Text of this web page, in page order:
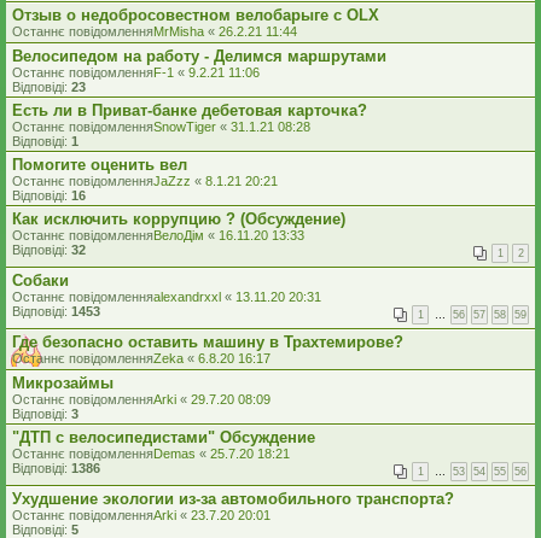
Отзыв о недобросовестном велобарыге с OLX
Останнє повідомленняMrMisha « 26.2.21 11:44
Велосипедом на работу - Делимся маршрутами
Останнє повідомленняF-1 « 9.2.21 11:06
Відповіді: 23
Есть ли в Приват-банке дебетовая карточка?
Останнє повідомленняSnowTiger « 31.1.21 08:28
Відповіді: 1
Помогите оценить вел
Останнє повідомленняJaZzz « 8.1.21 20:21
Відповіді: 16
Как исключить коррупцию ? (Обсуждение)
Останнє повідомленняВелоДім « 16.11.20 13:33
Відповіді: 32 1 2
Собаки
Останнє повідомленняalexandrxxl « 13.11.20 20:31
Відповіді: 1453 1 … 56 57 58 59
Где безопасно оставить машину в Трахтемирове?
Останнє повідомленняZeka « 6.8.20 16:17
Микрозаймы
Останнє повідомленняArki « 29.7.20 08:09
Відповіді: 3
"ДТП с велосипедистами" Обсуждение
Останнє повідомленняDemas « 25.7.20 18:21
Відповіді: 1386 1 … 53 54 55 56
Ухудшение экологии из-за автомобильного транспорта?
Останнє повідомленняArki « 23.7.20 20:01
Відповіді: 5